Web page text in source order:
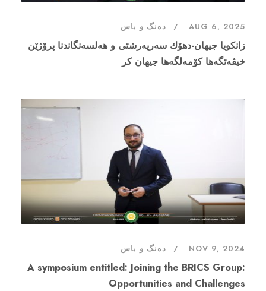
AUG 6, 2025 دەنگ و باس
‎زانكویا جیهان-دهۆك سه‌رپه‌رشتی و هه‌لسه‌نگاندنا پرۆژێن
خیڤه‌تگه‌ها كۆمه‌لگه‌ها جیهان كر
NOV 9, 2024 دەنگ و باس
A symposium entitled: Joining the BRICS Group:
Opportunities and Challenges